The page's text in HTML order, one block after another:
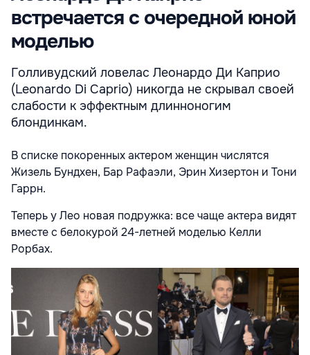
встречается с очередной юной
моделью
Голливудский ловелас Леонардо Ди Каприо
(Leonardo Di Caprio) никогда не скрывал своей
слабости к эффектным длинноногим
блондинкам.
В списке покоренных актером женщин числятся
Жизель Бундхен, Бар Рафаэли, Эрин Хизертон и Тони
Гаррн.
Теперь у Лео новая подружка: все чаще актера видят
вместе с белокурой 24-летней моделью Келли
Рорбах.